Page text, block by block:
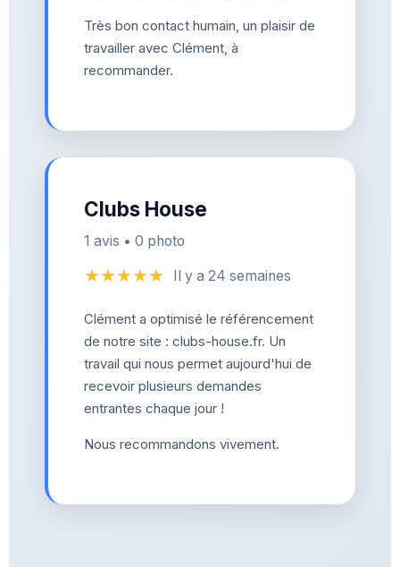
Très bon contact humain, un plaisir de
travailler avec Clément, à
recommander.
Clubs House
1 avis • 0 photo
★★★★★ Il y a 24 semaines
Clément a optimisé le référencement
de notre site : clubs-house.fr. Un
travail qui nous permet aujourd'hui de
recevoir plusieurs demandes
entrantes chaque jour !
Nous recommandons vivement.